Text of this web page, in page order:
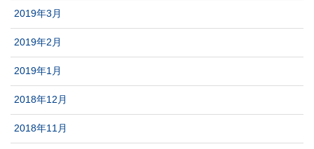
2019年3月
2019年2月
2019年1月
2018年12月
2018年11月